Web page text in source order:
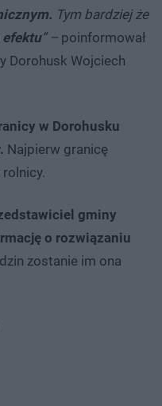
Tym bardziej że
” – poinformował
Dorohusk Wojciech
w Dorohusku
Najpierw granicę
gminy
o rozwiązaniu
zostanie im ona